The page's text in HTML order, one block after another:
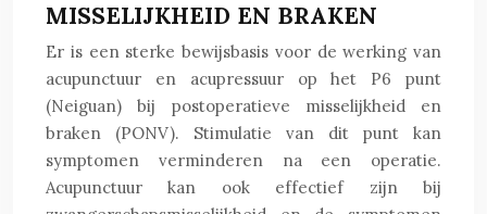
MISSELIJKHEID EN BRAKEN
Er is een sterke bewijsbasis voor de werking van
acupunctuur en acupressuur op het P6 punt
(Neiguan) bij postoperatieve misselijkheid en
braken (PONV). Stimulatie van dit punt kan
symptomen verminderen na een operatie.
Acupunctuur kan ook effectief zijn bij